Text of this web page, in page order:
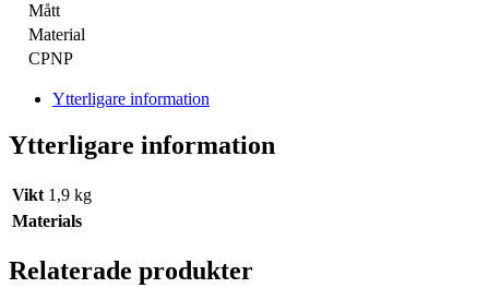
Mått
Material
CPNP
Ytterligare information
Ytterligare information
Vikt 1,9 kg
Materials
Relaterade produkter